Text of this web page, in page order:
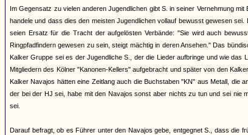
Im Gegensatz zu vielen anderen Jugendlichen gibt S. in seiner Vernehmung
handele und dass dies den meisten Jugendlichen vollauf bewusst gewesen
seien Ersatz für die Tracht der aufgelösten Verbände: "Sie wird auch
Ringpfadfindern gewesen zu sein, steigt mächtig in deren Ansehen." Das
Kalker Gruppe sei es der Jugendliche S., der die Lieder aufbringe und wie
Mitgliedern des Kölner "Kanonen-Kellers" aufgebracht und später von den
Kalker Navajos hätten eine Zeitlang auch die Buchstaben "KN" aus Metall, die
der bei der HJ sei, habe mit den Navajos sonst aber nichts zu tun und sei nie
sei.
Darauf befragt, ob es Führer unter den Navajos gebe, entgegnet S., dass die